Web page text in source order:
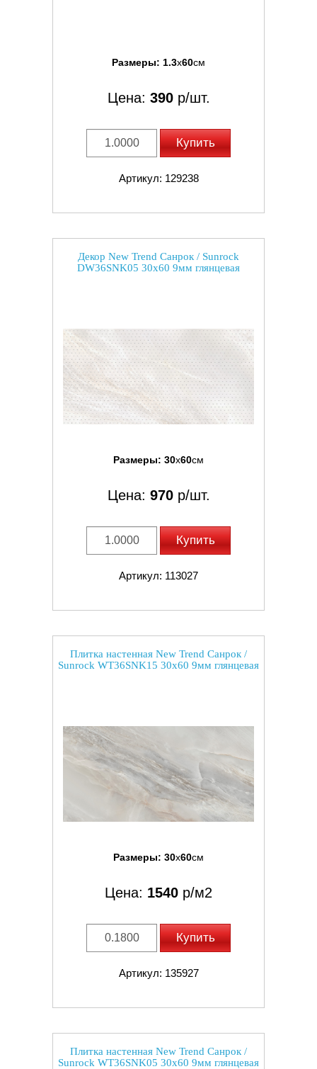
Размеры: 1.3x60см
Цена: 390р/шт.
Купить
Артикул: 129238
Декор New Trend Санрок / Sunrock
DW36SNK05 30x60 9мм глянцевая
Размеры: 30x60см
Цена: 970р/шт.
Купить
Артикул: 113027
Плитка настенная New Trend Санрок /
Sunrock WT36SNK15 30x60 9мм глянцевая
Размеры: 30x60см
Цена: 1540 р/м2
Купить
Артикул: 135927
Плитка настенная New Trend Санрок /
Sunrock WT36SNK05 30x60 9мм глянцевая